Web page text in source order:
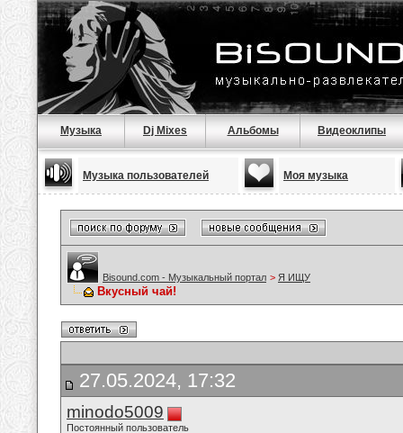
Музыка Dj Mixes Альбомы Видеоклипы
Музыка пользователей Моя музыка
Bisound.com - Музыкальный портал > Я ИЩУ
Вкусный чай!
27.05.2024, 17:32
minodo5009
Постоянный пользователь